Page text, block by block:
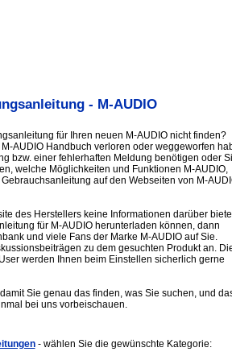
- M-AUDIO
für Ihren neuen M-AUDIO nicht finden?
AUDIO Handbuch verloren oder weggeworfen
bzw. einer fehlerhaften Meldung benötigen oder
welche Möglichkeiten und Funktionen M-AUDIO,
auf den Webseiten von M-
des Herstellers keine Informationen darüber
für M-AUDIO herunterladen können, dann
und viele Fans der Marke M-AUDIO auf Sie.
zu dem gesuchten Produkt an.
werden Ihnen beim Einstellen sicherlich gerne
Sie genau das finden, was Sie suchen, und
bei uns vorbeischauen.
- wählen Sie die gewünschte Kategorie: